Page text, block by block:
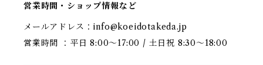
営業時間・ショップ情報など
メールアドレス： info@koeidotakeda.jp
営業時間 ：平日 8:00～17:00 / 土日祝 8:30～18:00